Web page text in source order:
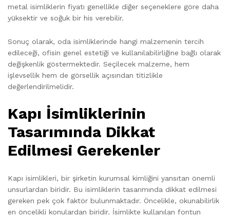
metal isimliklerin fiyatı genellikle diğer seçeneklere göre daha
yüksektir ve soğuk bir his verebilir.
Sonuç olarak, oda isimliklerinde hangi malzemenin tercih
edileceği, ofisin genel estetiği ve kullanılabilirliğine bağlı olarak
değişkenlik göstermektedir. Seçilecek malzeme, hem
işlevsellik hem de görsellik açısından titizlikle
değerlendirilmelidir.
Kapı İsimliklerinin
Tasarımında Dikkat
Edilmesi Gerekenler
Kapı isimlikleri, bir şirketin kurumsal kimliğini yansıtan önemli
unsurlardan biridir. Bu isimliklerin tasarımında dikkat edilmesi
gereken pek çok faktör bulunmaktadır. Öncelikle, okunabilirlik
en öncelikli konulardan biridir. İsimlikte kullanılan fontun